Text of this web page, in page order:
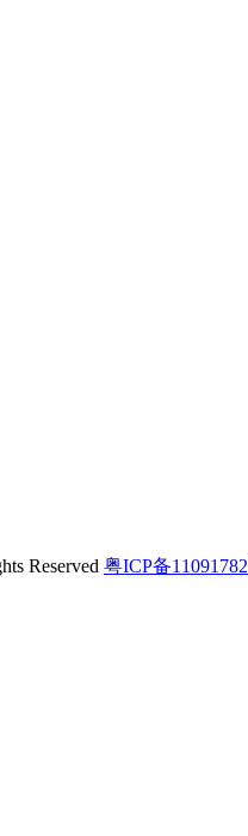
Reserved 粤ICP备